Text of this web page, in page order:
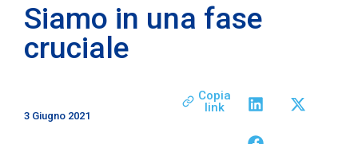
Siamo in una fase
cruciale
3 Giugno 2021
Copia
link